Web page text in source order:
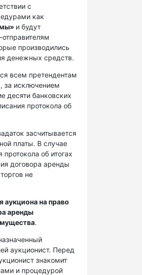
с
как
и будут
производились
денежных средств.
всем претендентам
за исключением
десяти банковских
протокола об
засчитывается
платы. В случае
протокола об итогах
договора аренды
не
аукциона на право
аренды
.
аукционист. Перед
знакомит
и процедурой